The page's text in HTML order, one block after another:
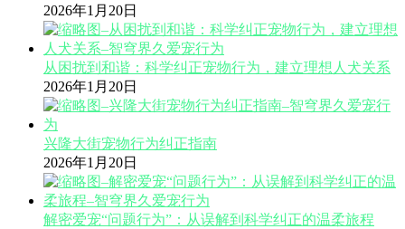
2026年1月20日
从困扰到和谐：科学纠正宠物行为，建立理想人犬关系
2026年1月20日
兴隆大街宠物行为纠正指南
2026年1月20日
解密爱宠“问题行为”：从误解到科学纠正的温柔旅程